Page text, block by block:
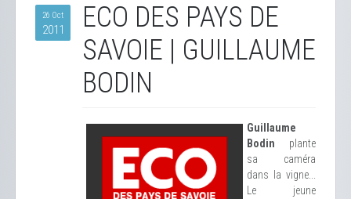
26 Oct
2011
ECO DES PAYS DE
SAVOIE | GUILLAUME
BODIN
Guillaume
Bodin plante
sa caméra
dans la vigne...
Le jeune